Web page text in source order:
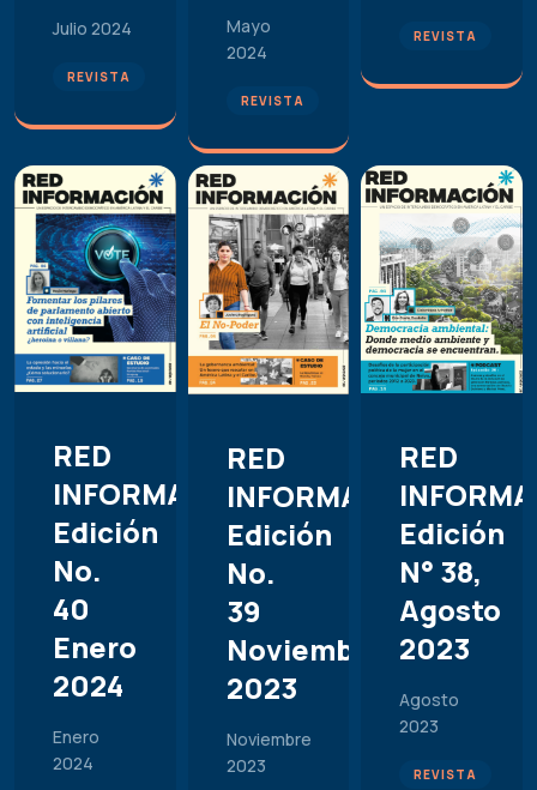
Julio 2024
REVISTA
Mayo
2024
REVISTA
REVISTA
RED
INFORMACIÓN.
Edición
No.
40
Enero
2024
Enero
2024
RED
INFORMACIÓN.
Edición
No.
39
Noviembre
2023
Noviembre
2023
RED
Edición
N° 38,
Agosto
2023
Agosto
2023
REVISTA